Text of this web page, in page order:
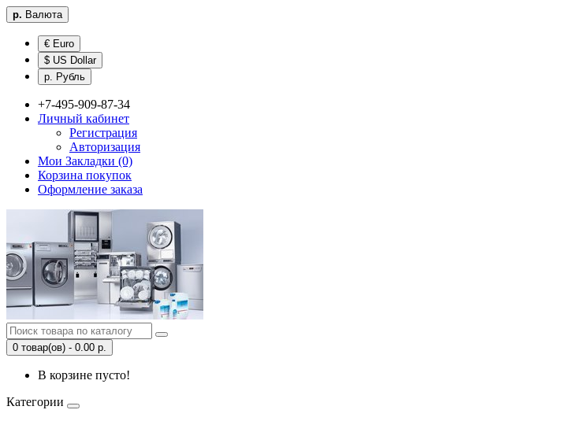
р. Валюта
€ Euro
$ US Dollar
р. Рубль
+7-495-909-87-34
Личный кабинет
Регистрация
Авторизация
Мои Закладки (0)
Корзина покупок
Оформление заказа
0 товар(ов) - 0.00 р.
В корзине пусто!
Категории